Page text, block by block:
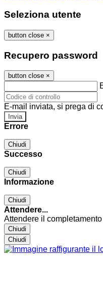
Seleziona utente
button close ×
Recupero password
button close ×
E-mail inviata, si prega di
Errore
Chiudi
Successo
Chiudi
Informazione
Chiudi
Attendere...
Attendere il
Chiudi
Chiudi